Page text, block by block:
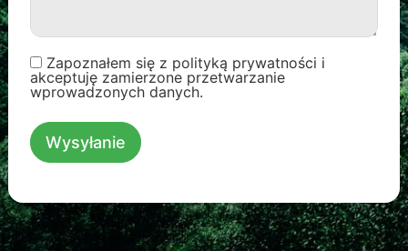
Zapoznałem się z polityką prywatności i
akceptuję zamierzone przetwarzanie
wprowadzonych danych.
Wysyłanie